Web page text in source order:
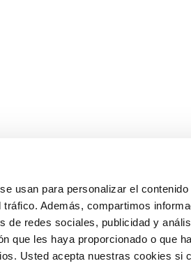
usan para personalizar el
Además, compartimos
de redes sociales, publicidad y
que les haya proporcionado o que
Usted acepta nuestras cookies si